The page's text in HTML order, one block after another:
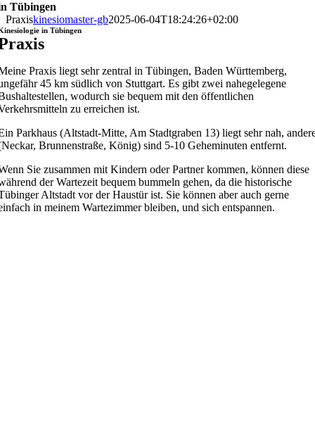
Tübingen
Praxiskinesiomaster-gb2025-06-04T18:24:26+02:00
in Tübingen
Praxis liegt sehr zentral in Tübingen, Baden Württemberg,
45 km südlich von Stuttgart. Es gibt zwei nahegelegene
wodurch sie bequem mit den öffentlichen
zu erreichen ist.
Parkhaus (Altstadt-Mitte, Am Stadtgraben 13) liegt sehr nah,
Brunnenstraße, König) sind 5-10 Geheminuten entfernt.
Sie zusammen mit Kindern oder Partner kommen, können diese
der Wartezeit bequem bummeln gehen, da die historische
Altstadt vor der Haustür ist. Sie können aber auch gerne
in meinem Wartezimmer bleiben, und sich entspannen.